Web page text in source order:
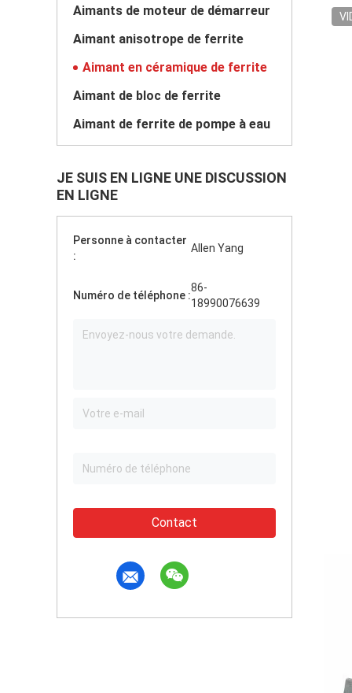
Aimants de moteur de démarreur
Aimant anisotrope de ferrite
Aimant en céramique de ferrite
Aimant de bloc de ferrite
Aimant de ferrite de pompe à eau
JE SUIS EN LIGNE UNE DISCUSSION
EN LIGNE
Personne à contacter
:
Allen Yang
Numéro de téléphone :
86-
18990076639
Contact